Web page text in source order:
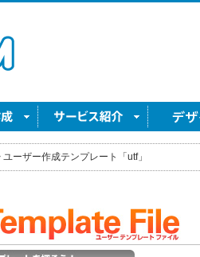
ユーザー作成テンプレート「utf」